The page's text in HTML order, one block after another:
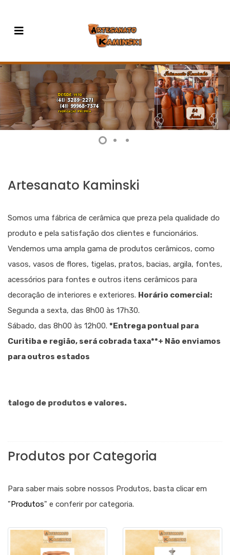
Artesanato Kaminski
Somos uma fábrica de cerâmica que preza pela qualidade do
produto e pela satisfação dos clientes e funcionários.
Vendemos uma ampla gama de produtos cerâmicos, como
vasos, vasos de flores, tigelas, pratos, bacias, argila, fontes,
acessórios para fontes e outros itens cerâmicos para
decoração de interiores e exteriores. Horário comercial:
Segunda a sexta, das 8h00 às 17h30.
Sábado, das 8h00 às 12h00. *Entrega pontual para
Curitiba e região, será cobrada taxa**+ Não enviamos
para outros estados
de produtos e valores.
Produtos por Categoria
Para saber mais sobre nossos Produtos, basta clicar em
"Produtos" e conferir por categoria.